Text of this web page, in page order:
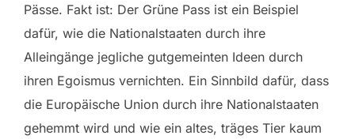
Pässe. Fakt ist: Der Grüne Pass ist ein Beispiel
dafür, wie die Nationalstaaten durch ihre
Alleingänge jegliche gutgemeinten Ideen durch
ihren Egoismus vernichten. Ein Sinnbild dafür, dass
die Europäische Union durch ihre Nationalstaaten
gehemmt wird und wie ein altes, träges Tier kaum